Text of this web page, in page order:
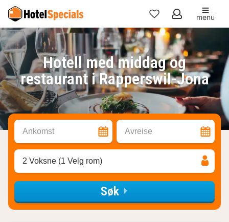
Mine
favoritter
menu
Hotell med middag og
restaurant i Rapperswil-Jona
Ankomst Avreise
2 Voksne (1 Velg rom)
Søk